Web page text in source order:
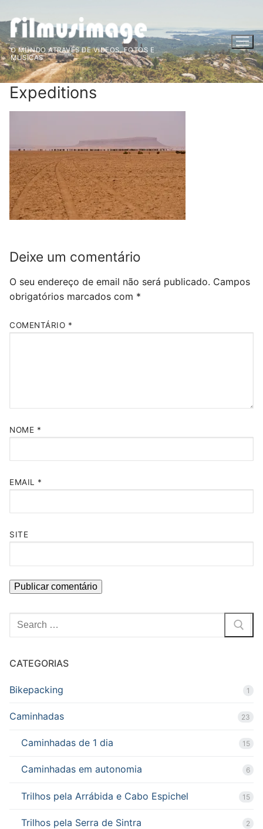
para
conteúdo
O MUNDO ATRAVÉS DE VIDEOS, FOTOS E
MÚSICAS
Expeditions
Deixe um comentário
O seu endereço de email não será publicado. Campos
obrigatórios marcados com *
COMENTÁRIO *
NOME *
EMAIL *
SITE
Pesquisar
por:
CATEGORIAS
Bikepacking 1
Caminhadas 23
Caminhadas de 1 dia 15
Caminhadas em autonomia 6
Trilhos pela Arrábida e Cabo Espichel 15
Trilhos pela Serra de Sintra 2